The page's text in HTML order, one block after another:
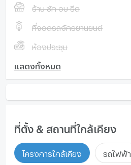
ร้าน ซัก อบ รีด
ที่จอดรถจักรยานยนต์
ห้องประชุม
แสดงทั้งหมด
ที่ตั้ง & สถานที่ใกล้เคียง
โครงการใกล้เคียง รถไฟฟ้า